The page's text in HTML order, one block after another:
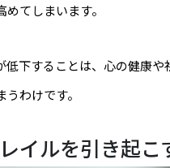
てしまいます。
低下することは、心の健康や
わけです。
イルを引き起こ